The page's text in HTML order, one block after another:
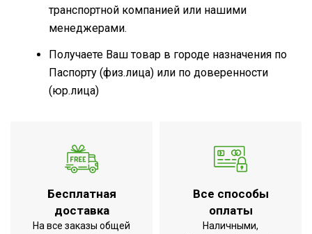
транспортной компанией или нашими
менеджерами.
Получаете Ваш товар в городе назначения по
Паспорту (физ.лица) или по доверенности
(юр.лица)
Бесплатная
доставка
На все заказы общей
Все способы
оплаты
Наличными,